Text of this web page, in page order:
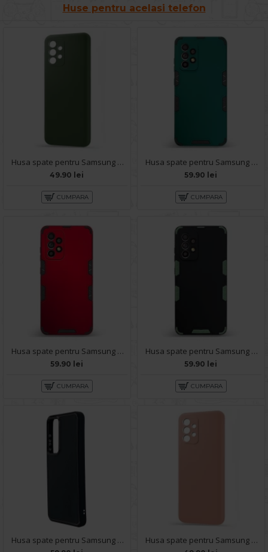
Huse pentru acelasi telefon
Husa spate pentru Samsung A52s 5G - Silicon Line Army
49.90 lei
CUMPARA
Husa spate pentru Samsung Galaxy A52s 5G - Mantis Case Verde Crud / Negru
59.90 lei
CUMPARA
Husa spate pentru Samsung Galaxy A52s 5G - Mantis Case Rosu / Negru
59.90 lei
CUMPARA
Husa spate pentru Samsung Galaxy A52s 5G - Mantis Case Negru / Verde
59.90 lei
CUMPARA
Husa spate pentru Samsung Galaxy A52s 5G KIP Case - Negru Husa spate pentru Samsung A52s 5G - Silicon Line Roz